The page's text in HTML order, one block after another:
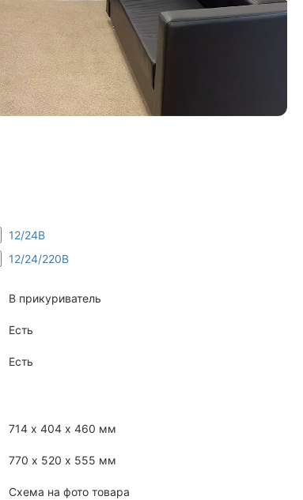
12/24В
12/24/220В
В прикуриватель
Есть
Есть
714 х 404 х 460 мм
770 х 520 х 555 мм
Схема на фото товара